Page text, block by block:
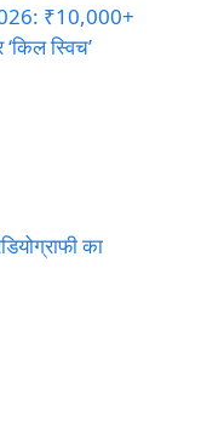
₹10,000+
स्विच’
का